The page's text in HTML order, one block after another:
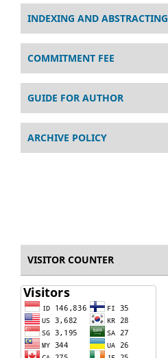
INDEXING AND ABSTRACTING
COMMITMENT FEE
GUIDE FOR AUTHOR
ARCHIVE POLICY
VISITOR COUNTER